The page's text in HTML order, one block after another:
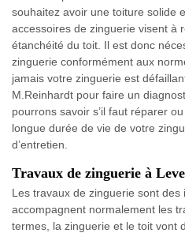
souhaitez avoir une toiture solide
accessoires de zinguerie visent à
étanchéité du toit. Il est donc
zinguerie conformément aux
jamais votre zinguerie est
M.Reinhardt pour faire un
pourrons savoir s’il faut réparer
longue durée de vie de votre
d’entretien.
Travaux de zinguerie à
Les travaux de zinguerie sont des
accompagnent normalement les
termes, la zinguerie et le toit vont